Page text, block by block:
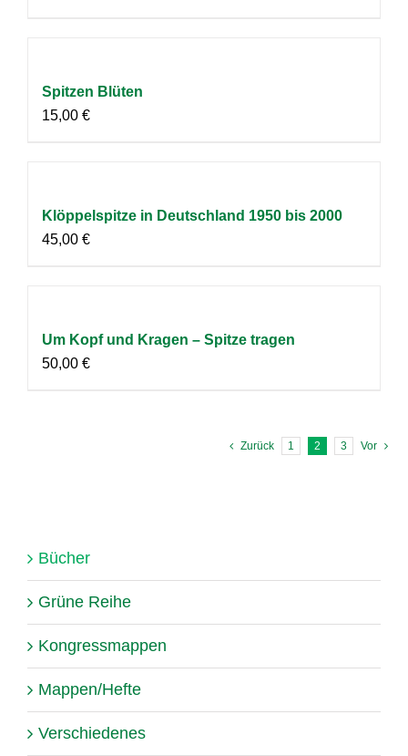
Spitzen Blüten
15,00 €
Klöppelspitze in Deutschland 1950 bis 2000
45,00 €
Um Kopf und Kragen – Spitze tragen
50,00 €
Zurück 1 2 3 Vor
Bücher
Grüne Reihe
Kongressmappen
Mappen/Hefte
Verschiedenes